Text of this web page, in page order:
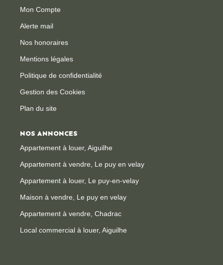
Mon Compte
Alerte mail
Nos honoraires
Mentions légales
Politique de confidentialité
Gestion des Cookies
Plan du site
NOS ANNONCES
Appartement à louer, Aiguilhe
Appartement à vendre, Le puy en velay
Appartement à louer, Le puy-en-velay
Maison à vendre, Le puy en velay
Appartement à vendre, Chadrac
Local commercial à louer, Aiguilhe